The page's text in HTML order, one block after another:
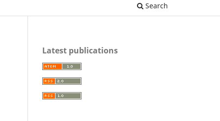
Search
Latest publications